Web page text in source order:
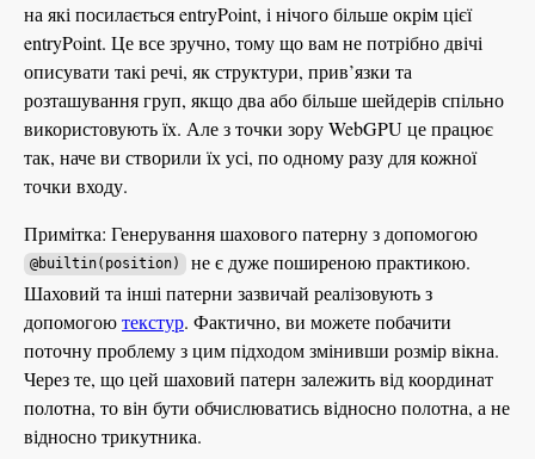
на які посилається entryPoint, і нічого більше окрім цієї
entryPoint. Це все зручно, тому що вам не потрібно двічі
описувати такі речі, як структури, прив’язки та
розташування груп, якщо два або більше шейдерів спільно
використовують їх. Але з точки зору WebGPU це працює
так, наче ви створили їх усі, по одному разу для кожної
точки входу.
Примітка: Генерування шахового патерну з допомогою
@builtin(position) не є дуже поширеною практикою.
Шаховий та інші патерни зазвичай реалізовують з
допомогоютекстур. Фактично, ви можете побачити
поточну проблему з цим підходом змінивши розмір вікна.
Через те, що цей шаховий патерн залежить від координат
полотна, то він бути обчислюватись відносно полотна, а не
відносно трикутника.